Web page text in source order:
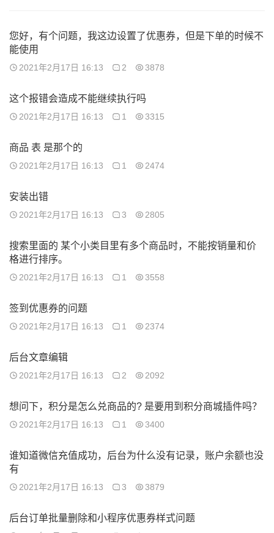
您好，有个问题，我这边设置了优惠券，但是下单的时候不
能使用
2021年2月17日 16:13 2 3878
这个报错会造成不能继续执行吗
2021年2月17日 16:13 1 3315
商品 表 是那个的
2021年2月17日 16:13 1 2474
安装出错
2021年2月17日 16:13 3 2805
搜索里面的 某个小类目里有多个商品时，不能按销量和价
格进行排序。
2021年2月17日 16:13 1 3558
签到优惠券的问题
2021年2月17日 16:13 1 2374
后台文章编辑
2021年2月17日 16:13 2 2092
想问下，积分是怎么兑商品的? 是要用到积分商城插件吗？
2021年2月17日 16:13 1 3400
谁知道微信充值成功，后台为什么没有记录，账户余额也没
有
2021年2月17日 16:13 3 3879
后台订单批量删除和小程序优惠券样式问题